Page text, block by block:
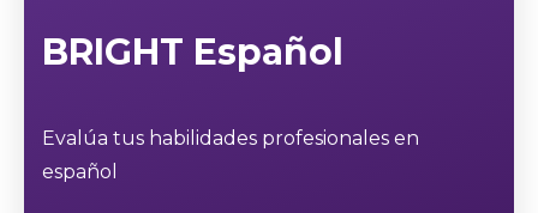
BRIGHT Español
Evalúa tus habilidades profesionales en
español